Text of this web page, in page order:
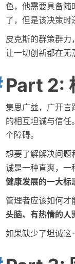
色，他需要具备随
了，但是该决策时
皮克斯的群策群力
让一切创新都在无
Part 2:
集思广益，广开言
的相互坦诚与信
个障碍。
想要了解解决问题
诚是一种直爽，一
健康发展的一大标
管理者应该如何才
头脑、有热情的人
如果缺少了坦诚这